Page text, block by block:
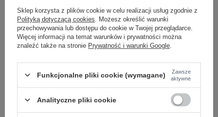
brązowy
L 5906694134937 - +
+
ZALOGUJ SIĘ I ZOBACZ CENĘ
Sklep korzysta z plików cookie w celu realizacji usług zgodnie z
Polityką dotyczącą cookies . Możesz określić warunki
przechowywania lub dostępu do cookie w Twojej przeglądarce.
Więcej informacji na temat warunków i prywatności można
znaleźć także na stronie Prywatność i warunki Google
Funkcjonalne pliki cookie (wymagane)
Zawsze
aktywne
Analityczne pliki cookie